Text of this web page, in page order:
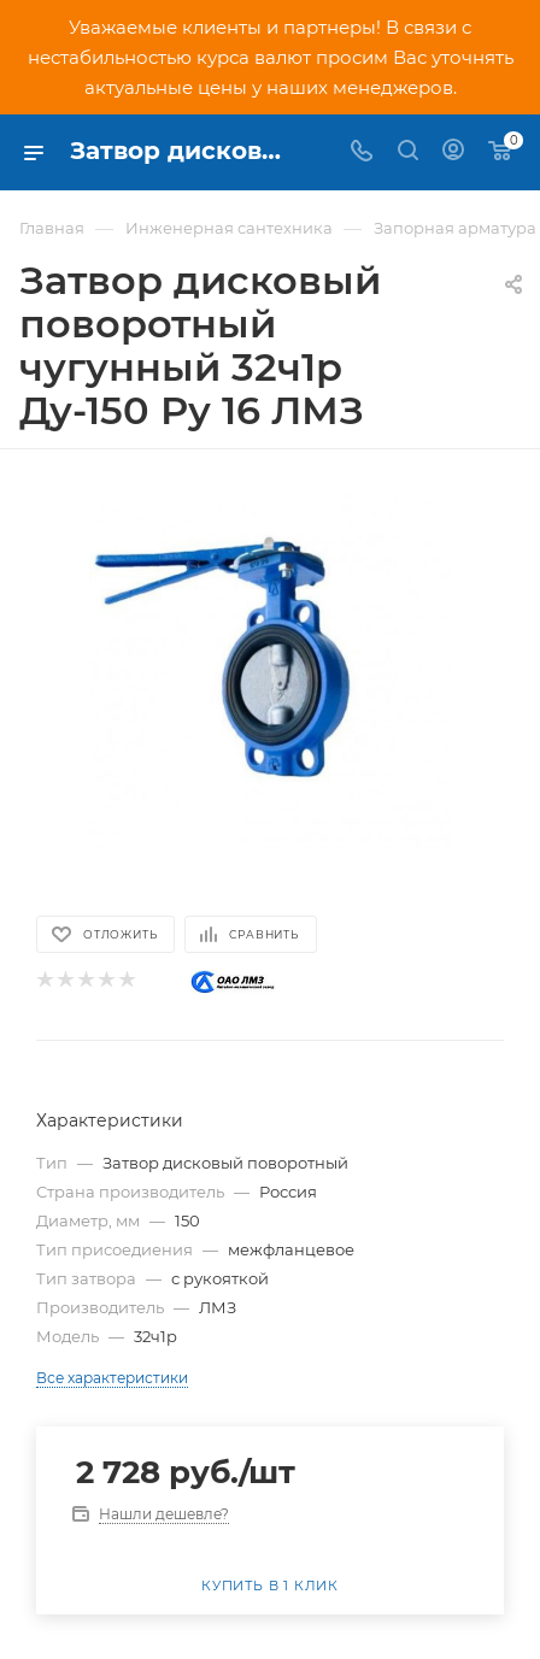
Уважаемые клиенты и партнеры! В связи с
нестабильностью курса валют просим Вас уточнять
актуальные цены у наших менеджеров.
Затвор дисковый поворотный чугунный 32ч1р Ду-150 Ру 16 ЛМЗ - купить по низкой цене в Москве, интернет-магазин PNDtech.ru 0
Главная — Инженерная сантехника — Запорная арматура
Затвор дисковый
поворотный
чугунный 32ч1р
Ду-150 Ру 16 ЛМЗ
ОТЛОЖИТЬ СРАВНИТЬ
Характеристики
Тип — Затвор дисковый поворотный
Страна производитель — Россия
Диаметр, мм — 150
Тип присоедиения — межфланцевое
Тип затвора — с рукояткой
Производитель — ЛМЗ
Модель — 32ч1р
Все характеристики
2 728 руб./шт
Нашли дешевле?
КУПИТЬ В 1 КЛИК